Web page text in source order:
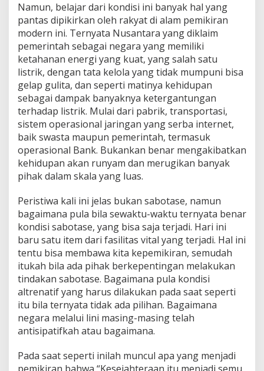
Namun, belajar dari kondisi ini banyak hal yang
pantas dipikirkan oleh rakyat di alam pemikiran
modern ini. Ternyata Nusantara yang diklaim
pemerintah sebagai negara yang memiliki
ketahanan energi yang kuat, yang salah satu
listrik, dengan tata kelola yang tidak mumpuni bisa
gelap gulita, dan seperti matinya kehidupan
sebagai dampak banyaknya ketergantungan
terhadap listrik. Mulai dari pabrik, transportasi,
sistem operasional jaringan yang serba internet,
baik swasta maupun pemerintah, termasuk
operasional Bank. Bukankan benar mengakibatkan
kehidupan akan runyam dan merugikan banyak
pihak dalam skala yang luas.
Peristiwa kali ini jelas bukan sabotase, namun
bagaimana pula bila sewaktu-waktu ternyata benar
kondisi sabotase, yang bisa saja terjadi. Hari ini
baru satu item dari fasilitas vital yang terjadi. Hal ini
tentu bisa membawa kita kepemikiran, semudah
itukah bila ada pihak berkepentingan melakukan
tindakan sabotase. Bagaimana pula kondisi
altrenatif yang harus dilakukan pada saat seperti
itu bila ternyata tidak ada pilihan. Bagaimana
negara melalui lini masing-masing telah
antisipatifkah atau bagaimana.
Pada saat seperti inilah muncul apa yang menjadi